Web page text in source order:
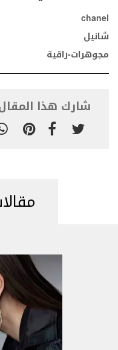
chanel
شانيل
مجوهرات-راقية
شارك هذا